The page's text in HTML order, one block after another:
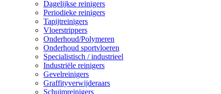
Dagelijkse reinigers
Periodieke reinigers
Tapijtreinigers
Vloerstrippers
Onderhoud/Polymeren
Onderhoud sportvloeren
Specialistisch / industrieel
Industriële reinigers
Gevelreinigers
Graffityverwijderaars
Schuimreinigers